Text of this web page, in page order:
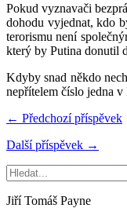
Pokud vyznavači
dohodu vyjednat, kdo
terorismu není
který by Putina donutil
Kdyby snad někdo
nepřítelem číslo jedna
← Předchozí příspěvek
Další příspěvek →
Jiří Tomáš Payne